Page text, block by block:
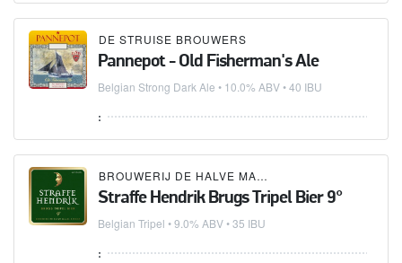
DE STRUISE BROUWERS
Pannepot - Old Fisherman's Ale
Belgian Strong Dark Ale • 10.0% ABV • 40 IBU
:
BROUWERIJ DE HALVE MAAN
Straffe Hendrik Brugs Tripel Bier 9°
Belgian Tripel • 9.0% ABV • 35 IBU
: